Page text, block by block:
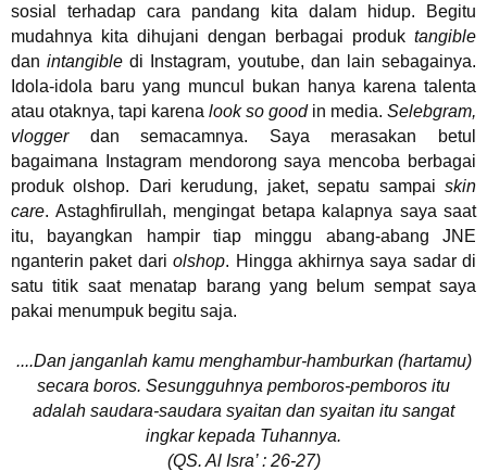
sosial terhadap cara pandang kita dalam hidup. Begitu
mudahnya kita dihujani dengan berbagai produk tangible
danintangible di Instagram, youtube, dan lain sebagainya.
Idola-idola baru yang muncul bukan hanya karena talenta
atau otaknya, tapi karena look so goodin media. Selebgram,
vloggerdan semacamnya. Saya merasakan betul
bagaimana Instagram mendorong saya mencoba berbagai
produk olshop. Dari kerudung, jaket, sepatu sampai skin
care. Astaghfirullah, mengingat betapa kalapnya saya saat
itu, bayangkan hampir tiap minggu abang-abang JNE
nganterin paket dariolshop. Hingga akhirnya saya sadar di
satu titik saat menatap barang yang belum sempat saya
pakai menumpuk begitu saja.
....Dan janganlah kamu menghambur-hamburkan (hartamu)
secara boros. Sesungguhnya pemboros-pemboros itu
adalah saudara-saudara syaitan dan syaitan itu sangat
ingkar kepada Tuhannya.
(QS. Al Isra’ : 26-27)